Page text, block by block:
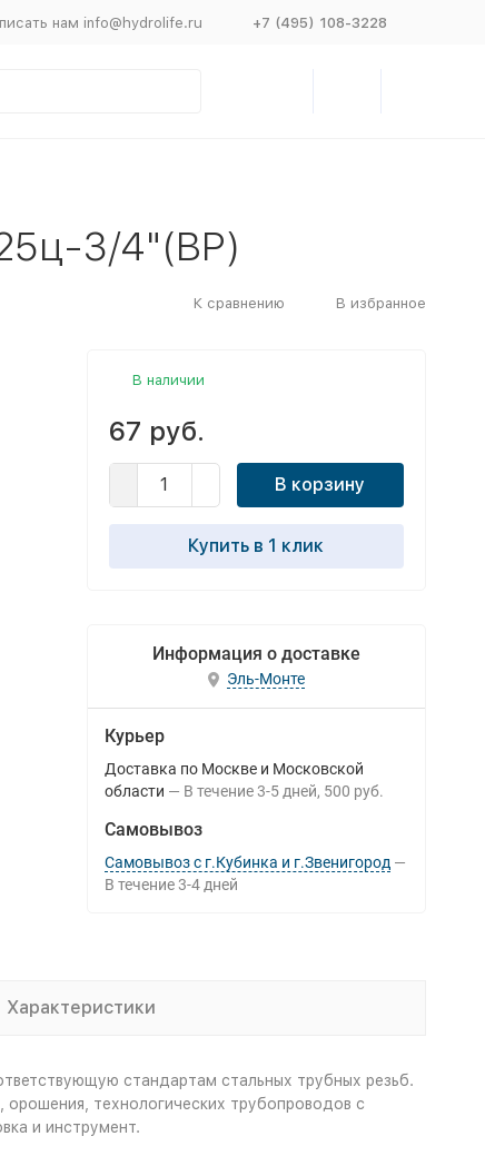
нам info@hydrolife.ru +7 (495) 108-3228
3/4"(ВР)
К сравнению В избранное
В наличии
67 руб.
В корзину
Купить в 1 клик
Информация о доставке
Эль-Монте
Курьер
Доставка по Москве и Московской
области
В течение 3-5 дней 500 руб.
Самовывоз
Самовывоз с г.Кубинка и г.Звенигород
В течение 3-4 дней
Характеристики
стандартам стальных трубных резьб.
технологических трубопроводов с
и инструмент.